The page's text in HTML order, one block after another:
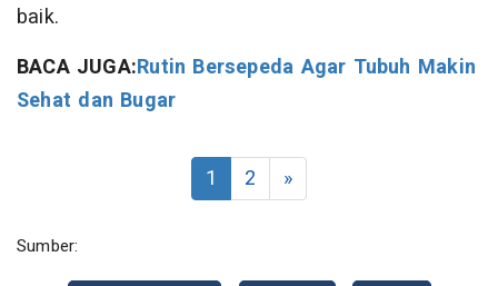
baik.
BACA JUGA:Rutin Bersepeda Agar Tubuh Makin
Sehat dan Bugar
1 2 »
Sumber: